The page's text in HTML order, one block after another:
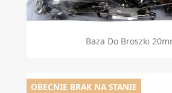
Baza Do Broszki
OBECNIE BRAK NA STANIE